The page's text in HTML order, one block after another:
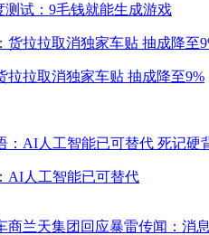
测试：9毛钱就能生成游戏
拉拉取消独家车贴 抽成降至9%
AI人工智能已可替代